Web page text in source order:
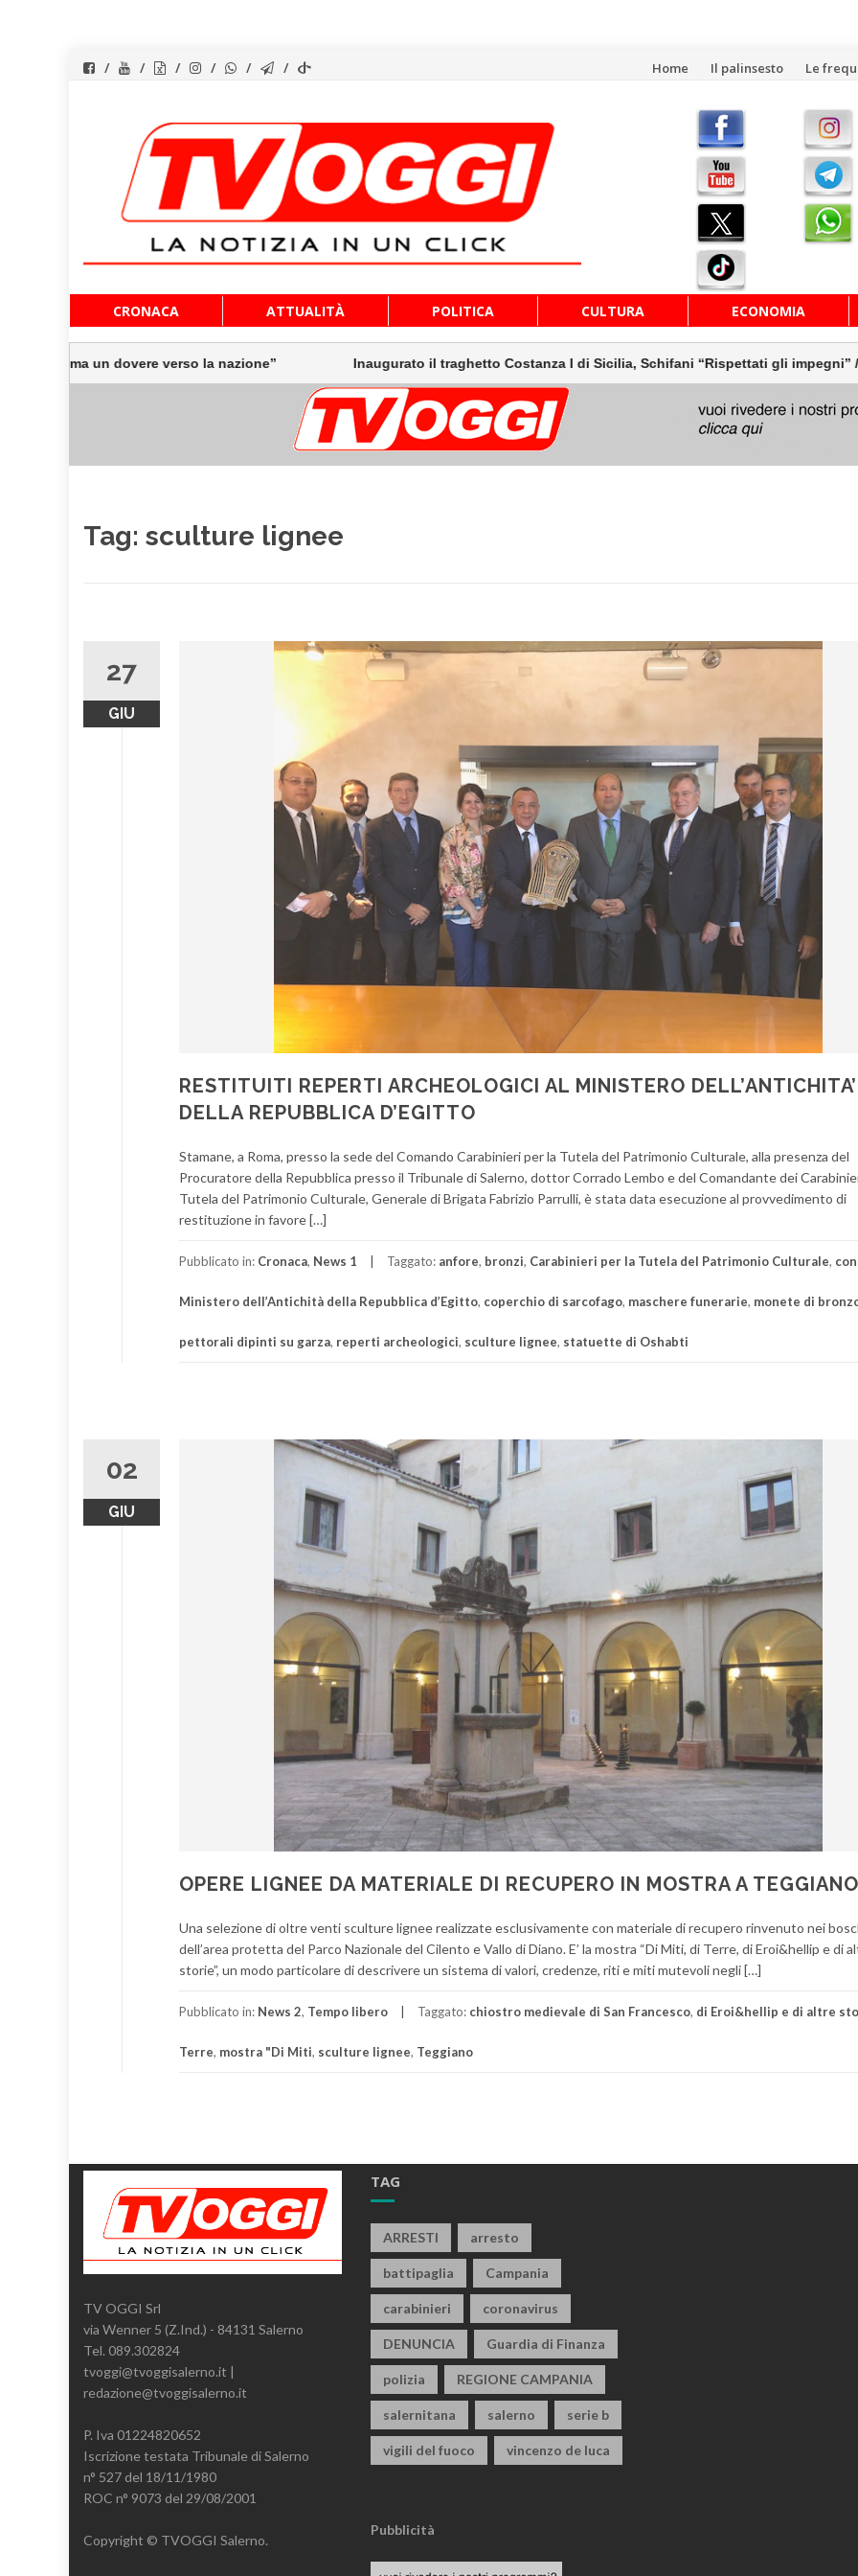
Vai
contenuto
Home Il palinsesto Le
al
contenuto
CRONACA ATTUALITÀ POLITICA CULTURA ECONOMIA
dovere verso la nazione” Inaugurato il traghetto Costanza I di Sicilia, Schifani “Rispettati gli impegni” / Video
Tag: sculture lignee
27
GIU
RESTITUITI REPERTI ARCHEOLOGICI AL MINISTERO DELL’ANTICHITA’
DELLA REPUBBLICA D’EGITTO
Stamane, a Roma, presso la sede del Comando Carabinieri per la Tutela del Patrimonio Culturale, alla presenza del
Procuratore della Repubblica presso il Tribunale di Salerno, dottor Corrado Lembo e del Comandante dei
Tutela del Patrimonio Culturale, Generale di Brigata Fabrizio Parrulli, è stata data esecuzione al provvedimento di
restituzione in favore […]
Pubblicato in: Cronaca, News 1 Taggato: anfore, bronzi, Carabinieri per la Tutela del Patrimonio Culturale,
Ministero dell’Antichità della Repubblica d’Egitto, coperchio di sarcofago, maschere funerarie, monete di
pettorali dipinti su garza, reperti archeologici, sculture lignee, statuette di Oshabti
02
GIU
OPERE LIGNEE DA MATERIALE DI RECUPERO IN MOSTRA A TEGGIANO
Una selezione di oltre venti sculture lignee realizzate esclusivamente con materiale di recupero rinvenuto nei
dell’area protetta del Parco Nazionale del Cilento e Vallo di Diano. E’ la mostra “Di Miti, di Terre, di Eroi&hellip e di
storie”, un modo particolare di descrivere un sistema di valori, credenze, riti e miti mutevoli negli […]
Pubblicato in: News 2, Tempo libero Taggato: chiostro medievale di San Francesco, di Eroi&hellip e di altre
Terre, mostra "Di Miti, sculture lignee, Teggiano
TV OGGI Srl
via Wenner 5 (Z.Ind.) - 84131 Salerno
Tel. 089.302824
tvoggi@tvoggisalerno.it |
redazione@tvoggisalerno.it
P. Iva 01224820652
Iscrizione testata Tribunale di Salerno
n° 527 del 18/11/1980
ROC n° 9073 del 29/08/2001
Copyright © TVOGGI Salerno.
TAG
ARRESTI arresto
battipaglia Campania
carabinieri coronavirus
DENUNCIA Guardia di Finanza
polizia REGIONE CAMPANIA
salernitana salerno serie b
vigili del fuoco vincenzo de luca
Pubblicità